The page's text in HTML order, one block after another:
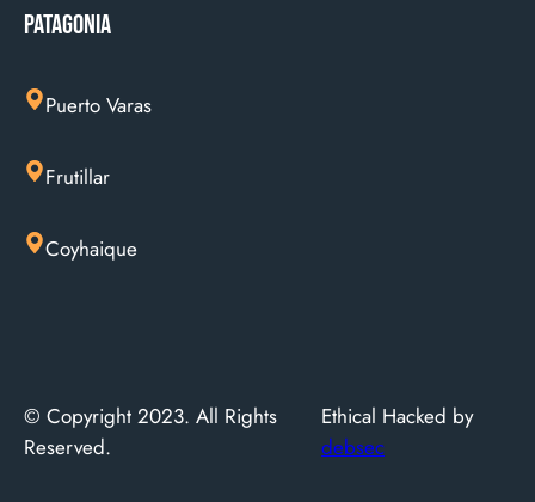
Patagonia
Puerto Varas
Frutillar
Coyhaique
© Copyright 2023. All Rights
Reserved.
Ethical Hacked by
debsec